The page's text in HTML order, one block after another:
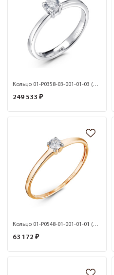
Кольцо 01-P0358-03-001-01-03 (Au 585)
249 533 ₽
Кольцо 01-P0548-01-001-01-01 (Au 585)
63 172 ₽